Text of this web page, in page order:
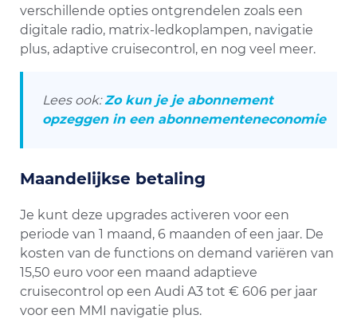
verschillende opties ontgrendelen zoals een
digitale radio, matrix-ledkoplampen, navigatie
plus, adaptive cruisecontrol, en nog veel meer.
Lees ook:Zo kun je je abonnement
opzeggen in een abonnementeneconomie
Maandelijkse betaling
Je kunt deze upgrades activeren voor een
periode van 1 maand, 6 maanden of een jaar. De
kosten van de functions on demand variëren van
15,50 euro voor een maand adaptieve
cruisecontrol op een Audi A3 tot € 606 per jaar
voor een MMI navigatie plus.